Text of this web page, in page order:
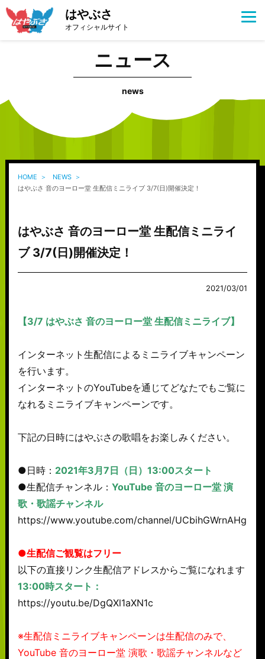
はやぶさ
オフィシャルサイト
ニュース
news
HOME
NEWS
はやぶさ 音のヨーロー堂 生配信ミニライブ 3/7(日)開催決定！
はやぶさ 音のヨーロー堂 生配信ミニライ
ブ 3/7(日)開催決定！
2021/03/01
【3/7 はやぶさ 音のヨーロー堂 生配信ミニライブ】
インターネット生配信によるミニライブキャンペーン
を行います。
インターネットのYouTubeを通じてどなたでもご覧に
なれるミニライブキャンペーンです。
下記の日時にはやぶさの歌唱をお楽しみください。
●日時： 2021年3月7日（日）13:00スタート
●生配信チャンネル： YouTube 音のヨーロー堂 演
歌・歌謡チャンネル
https://www.youtube.com/channel/
●生配信ご観覧はフリー
以下の直接リンク生配信アドレスからご覧になれます
13:00時スタート：
https://youtu.be/DgQXl1aXN1c
※生配信ミニライブキャンペーンは生配信のみで、
YouTube 音のヨーロー堂 演歌・歌謡チャンネルなど